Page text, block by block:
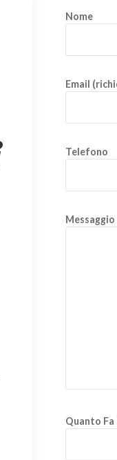
Nome
Email
Telefono
Messaggio
Quanto Fa